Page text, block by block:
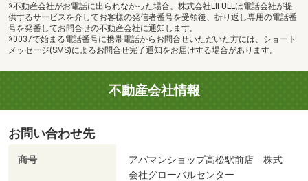
※不動産会社がお電話に出られなかった場合、株式会社LIFULLは電話会社が提
供するサービスを介してお客様の発信者番号を受領後、折り返し専用の電話番
号を発番してお問合せの不動産会社に通知します。
※0037で始まる電話番号に携帯電話からお問合せいただいた方には、ショート
メッセージ(SMS)によるお問合せ完了通知をお届けする場合があります。
不動産会社情報
お問い合わせ先
商号
アパマンショップ高松駅前店 株式
会社グローバルセンター